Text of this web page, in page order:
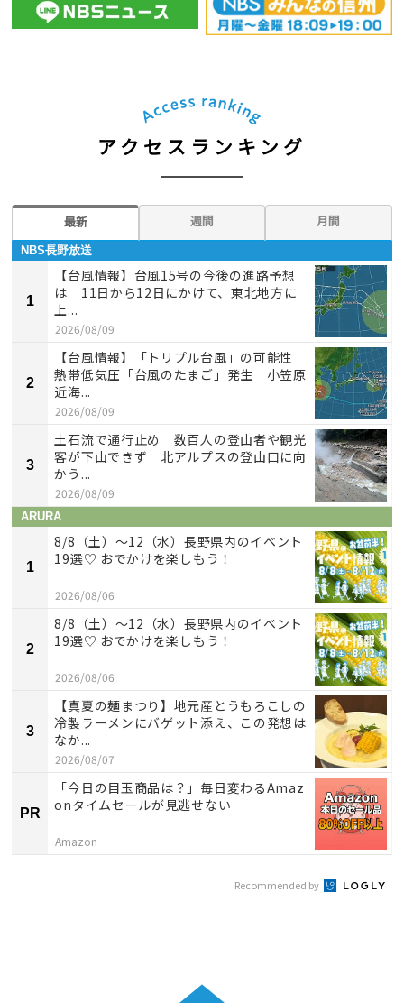
アクセスランキング
最新 週間 月間
NBS長野放送
1
【台風情報】台風15号の今後の進路予想
は 11日から12日にかけて、東北地方に
上...
2026/08/09
2
【台風情報】「トリプル台風」の可能性
熱帯低気圧「台風のたまご」発生 小笠原
近海...
2026/08/09
3
土石流で通行止め 数百人の登山者や観光
客が下山できず 北アルプスの登山口に向
かう...
2026/08/09
ARURA
1
8/8（土）〜12（水）長野県内のイベント
19選♡ おでかけを楽しもう！
2026/08/06
2
8/8（土）〜12（水）長野県内のイベント
19選♡ おでかけを楽しもう！
2026/08/06
3
【真夏の麺まつり】地元産とうもろこしの
冷製ラーメンにバゲット添え、この発想は
なか...
2026/08/07
PR
「今日の目玉商品は？」毎日変わるAmaz
onタイムセールが見逃せない
Amazon
Recommended by